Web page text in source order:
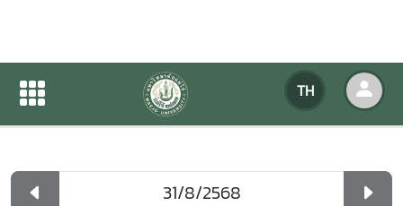
TH
ปฏิทินกิจกรรมของหน่วยงาน
ปฏิทินกิจกรรมของหน่วยงาน